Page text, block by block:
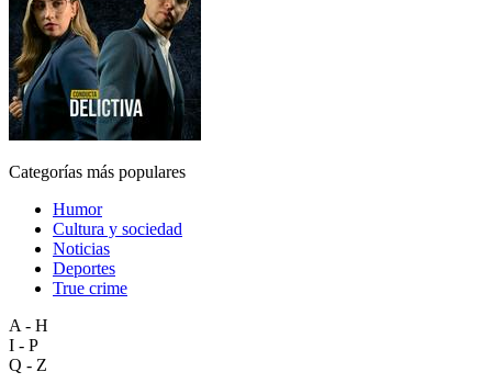
Categorías más populares
Humor
Cultura y sociedad
Noticias
Deportes
True crime
A - H
I - P
Q - Z